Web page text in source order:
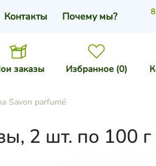
заказы Избранное (0)
Контакты Почему мы?
Savon parfumé
2 шт. по 100 г